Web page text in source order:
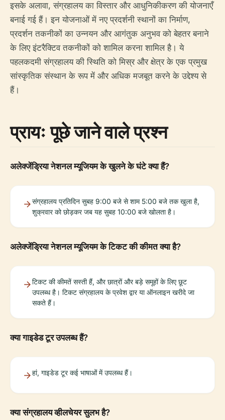
इसके अलावा, संग्रहालय का विस्तार और आधुनिकीकरण की योजनाएँ
बनाई गई हैं। इन योजनाओं में नए प्रदर्शनी स्थानों का निर्माण,
प्रदर्शन तकनीकों का उन्नयन और आगंतुक अनुभव को बेहतर बनाने
के लिए इंटरैक्टिव तकनीकों को शामिल करना शामिल है। ये
पहलकदमी संग्रहालय की स्थिति को मिस्र और क्षेत्र के एक प्रमुख
सांस्कृतिक संस्थान के रूप में और अधिक मजबूत करने के उद्देश्य से
हैं।
प्रायः पूछे जाने वाले प्रश्न
अलेक्जेंड्रिया नेशनल म्यूजियम के खुलने के घंटे क्या हैं?
संग्रहालय प्रतिदिन सुबह 9:00 बजे से शाम 5:00 बजे तक खुला है,
शुक्रवार को छोड़कर जब यह सुबह 10:00 बजे खोलता है।
अलेक्जेंड्रिया नेशनल म्यूजियम के टिकट की कीमत क्या है?
टिकट की कीमतें सस्ती हैं, और छात्रों और बड़े समूहों के लिए छूट
उपलब्ध है। टिकट संग्रहालय के प्रवेश द्वार या ऑनलाइन खरीदे जा
सकते हैं।
क्या गाइडेड टूर उपलब्ध हैं?
हां, गाइडेड टूर कई भाषाओं में उपलब्ध हैं।
क्या संग्रहालय व्हीलचेयर सुलभ है?